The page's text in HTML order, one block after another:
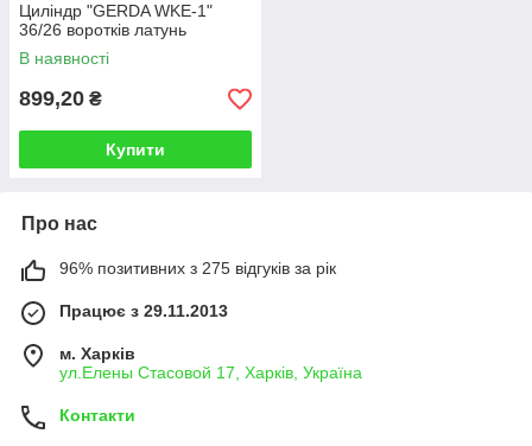
Циліндр "GERDA WKE-1"
36/26 воротків латунь
В наявності
899,20 ₴
Купити
Про нас
96% позитивних з 275 відгуків за рік
Працює з 29.11.2013
м. Харків
ул.Елены Стасовой 17, Харків, Україна
Контакти